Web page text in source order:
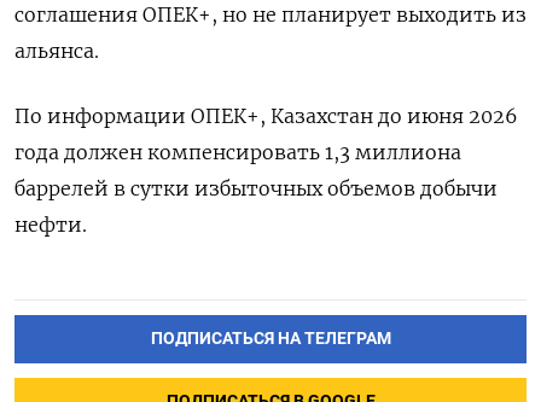
соглашения ОПЕК+, но не планирует выходить из
альянса.
По информации ОПЕК+, Казахстан до июня 2026
года должен компенсировать 1,3 миллиона
баррелей в сутки избыточных объемов добычи
нефти.
ПОДПИСАТЬСЯ НА ТЕЛЕГРАМ